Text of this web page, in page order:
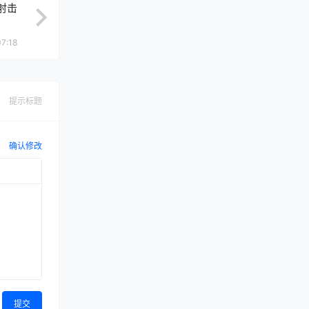
击
提示标题
确认修改
提交